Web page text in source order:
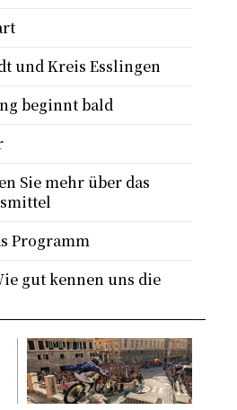
und Kreis Esslingen
beginnt bald
Sie mehr über das
Programm
gut kennen uns die